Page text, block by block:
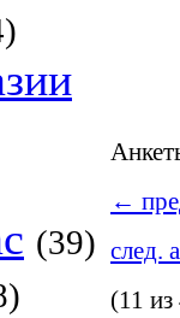
(39)
←
след.
(11